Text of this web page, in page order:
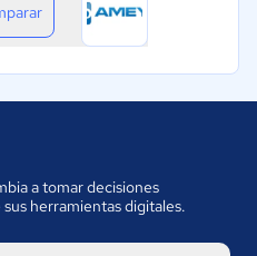
a tomar decisiones
herramientas digitales.